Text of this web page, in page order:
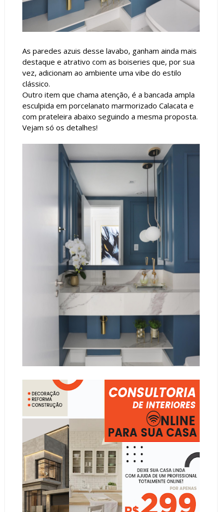
As paredes azuis desse lavabo, ganham ainda mais
destaque e atrativo com as boiseries que, por sua
vez, adicionam ao ambiente uma vibe do estilo
clássico.
Outro item que chama atenção, é a bancada ampla
esculpida em porcelanato marmorizado Calacata e
com prateleira abaixo seguindo a mesma proposta.
Vejam só os detalhes!